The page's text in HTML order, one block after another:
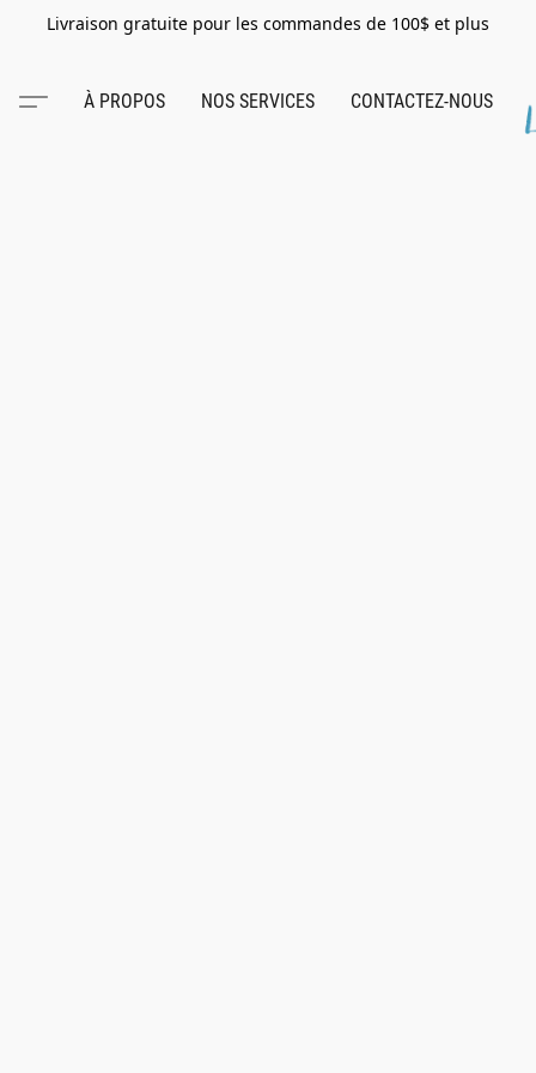
Livraison gratuite pour les commandes de 100$ et plus
À PROPOS NOS SERVICES CONTACTEZ-NOUS